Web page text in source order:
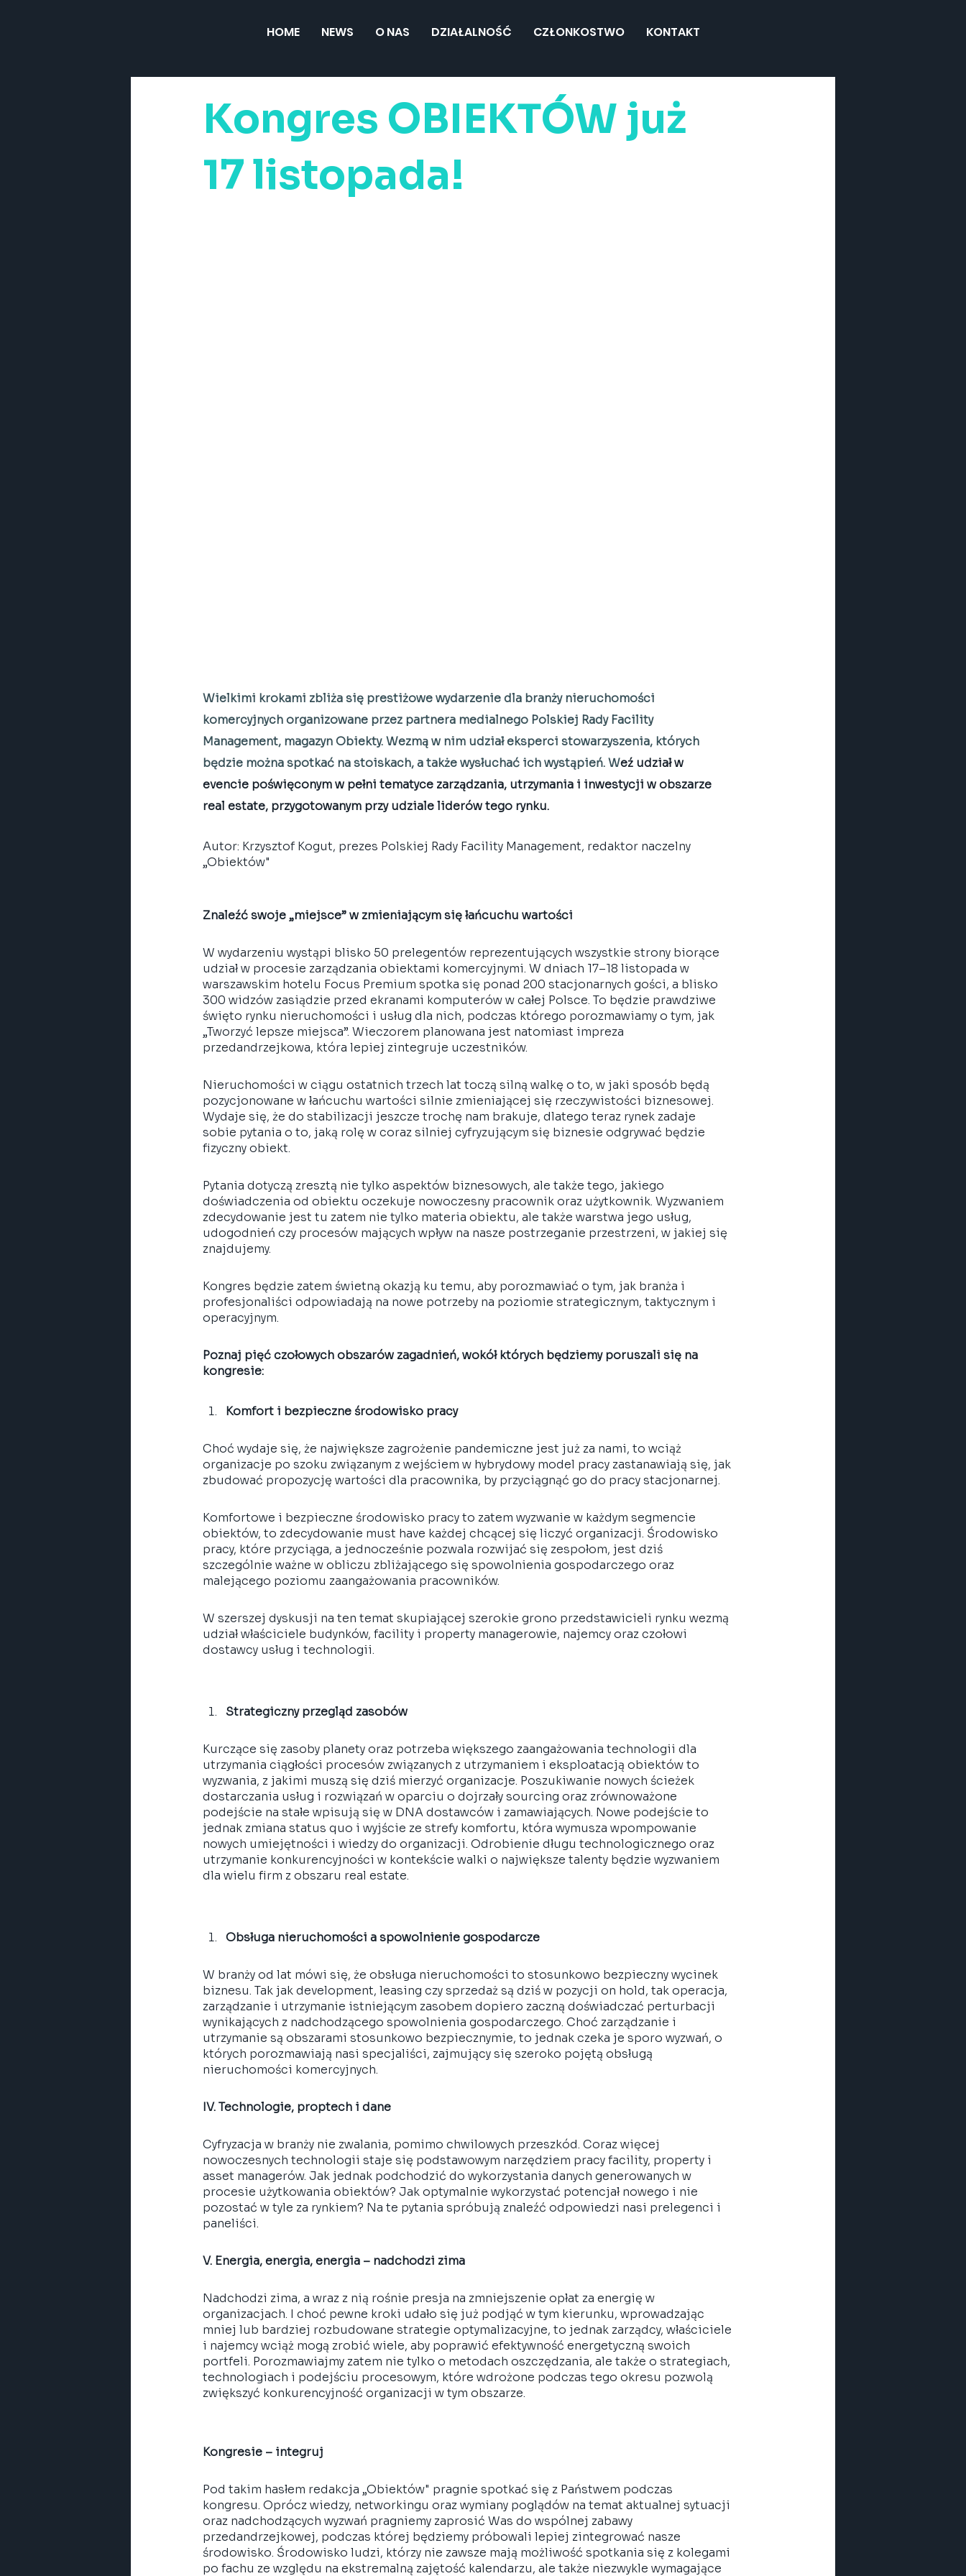
HOME NEWS O NAS DZIAŁALNOŚĆ CZŁONKOSTWO KONTAKT
Kongres OBIEKTÓW już
17 listopada!
Wielkimi krokami zbliża się prestiżowe wydarzenie dla branży nieruchomości
komercyjnych organizowane przez partnera medialnego Polskiej Rady Facility
Management, magazyn Obiekty. Wezmą w nim udział eksperci stowarzyszenia, których
będzie można spotkać na stoiskach, a także wysłuchać ich wystąpień. Weź udział w
evencie poświęconym w pełni tematyce zarządzania, utrzymania i inwestycji w obszarze
real estate, przygotowanym przy udziale liderów tego rynku.
Autor: Krzysztof Kogut, prezes Polskiej Rady Facility Management, redaktor naczelny
„Obiektów"
Znaleźć swoje „miejsce” w zmieniającym się łańcuchu wartości
W wydarzeniu wystąpi blisko 50 prelegentów reprezentujących wszystkie strony biorące
udział w procesie zarządzania obiektami komercyjnymi. W dniach 17–18 listopada w
warszawskim hotelu Focus Premium spotka się ponad 200 stacjonarnych gości, a blisko
300 widzów zasiądzie przed ekranami komputerów w całej Polsce. To będzie prawdziwe
święto rynku nieruchomości i usług dla nich, podczas którego porozmawiamy o tym, jak
„Tworzyć lepsze miejsca”. Wieczorem planowana jest natomiast impreza
przedandrzejkowa, która lepiej zintegruje uczestników.
Nieruchomości w ciągu ostatnich trzech lat toczą silną walkę o to, w jaki sposób będą
pozycjonowane w łańcuchu wartości silnie zmieniającej się rzeczywistości biznesowej.
Wydaje się, że do stabilizacji jeszcze trochę nam brakuje, dlatego teraz rynek zadaje
sobie pytania o to, jaką rolę w coraz silniej cyfryzującym się biznesie odgrywać będzie
fizyczny obiekt.
Pytania dotyczą zresztą nie tylko aspektów biznesowych, ale także tego, jakiego
doświadczenia od obiektu oczekuje nowoczesny pracownik oraz użytkownik. Wyzwaniem
zdecydowanie jest tu zatem nie tylko materia obiektu, ale także warstwa jego usług,
udogodnień czy procesów mających wpływ na nasze postrzeganie przestrzeni, w jakiej się
znajdujemy.
Kongres będzie zatem świetną okazją ku temu, aby porozmawiać o tym, jak branża i
profesjonaliści odpowiadają na nowe potrzeby na poziomie strategicznym, taktycznym i
operacyjnym.
Poznaj pięć czołowych obszarów zagadnień, wokół których będziemy poruszali się na
kongresie:
Komfort i bezpieczne środowisko pracy
Choć wydaje się, że największe zagrożenie pandemiczne jest już za nami, to wciąż
organizacje po szoku związanym z wejściem w hybrydowy model pracy zastanawiają się, jak
zbudować propozycję wartości dla pracownika, by przyciągnąć go do pracy stacjonarnej.
Komfortowe i bezpieczne środowisko pracy to zatem wyzwanie w każdym segmencie
obiektów, to zdecydowanie must have każdej chcącej się liczyć organizacji. Środowisko
pracy, które przyciąga, a jednocześnie pozwala rozwijać się zespołom, jest dziś
szczególnie ważne w obliczu zbliżającego się spowolnienia gospodarczego oraz
malejącego poziomu zaangażowania pracowników.
W szerszej dyskusji na ten temat skupiającej szerokie grono przedstawicieli rynku wezmą
udział właściciele budynków, facility i property managerowie, najemcy oraz czołowi
dostawcy usług i technologii.
Strategiczny przegląd zasobów
Kurczące się zasoby planety oraz potrzeba większego zaangażowania technologii dla
utrzymania ciągłości procesów związanych z utrzymaniem i eksploatacją obiektów to
wyzwania, z jakimi muszą się dziś mierzyć organizacje. Poszukiwanie nowych ścieżek
dostarczania usług i rozwiązań w oparciu o dojrzały sourcing oraz zrównoważone
podejście na stałe wpisują się w DNA dostawców i zamawiających. Nowe podejście to
jednak zmiana status quo i wyjście ze strefy komfortu, która wymusza wpompowanie
nowych umiejętności i wiedzy do organizacji. Odrobienie długu technologicznego oraz
utrzymanie konkurencyjności w kontekście walki o największe talenty będzie wyzwaniem
dla wielu firm z obszaru real estate.
Obsługa nieruchomości a spowolnienie gospodarcze
W branży od lat mówi się, że obsługa nieruchomości to stosunkowo bezpieczny wycinek
biznesu. Tak jak development, leasing czy sprzedaż są dziś w pozycji on hold, tak operacja,
zarządzanie i utrzymanie istniejącym zasobem dopiero zaczną doświadczać perturbacji
wynikających z nadchodzącego spowolnienia gospodarczego. Choć zarządzanie i
utrzymanie są obszarami stosunkowo bezpiecznymie, to jednak czeka je sporo wyzwań, o
których porozmawiają nasi specjaliści, zajmujący się szeroko pojętą obsługą
nieruchomości komercyjnych.
IV. Technologie, proptech i dane
Cyfryzacja w branży nie zwalania, pomimo chwilowych przeszkód. Coraz więcej
nowoczesnych technologii staje się podstawowym narzędziem pracy facility, property i
asset managerów. Jak jednak podchodzić do wykorzystania danych generowanych w
procesie użytkowania obiektów? Jak optymalnie wykorzystać potencjał nowego i nie
pozostać w tyle za rynkiem? Na te pytania spróbują znaleźć odpowiedzi nasi prelegenci i
paneliści.
V. Energia, energia, energia – nadchodzi zima
Nadchodzi zima, a wraz z nią rośnie presja na zmniejszenie opłat za energię w
organizacjach. I choć pewne kroki udało się już podjąć w tym kierunku, wprowadzając
mniej lub bardziej rozbudowane strategie optymalizacyjne, to jednak zarządcy, właściciele
i najemcy wciąż mogą zrobić wiele, aby poprawić efektywność energetyczną swoich
portfeli. Porozmawiajmy zatem nie tylko o metodach oszczędzania, ale także o strategiach,
technologiach i podejściu procesowym, które wdrożone podczas tego okresu pozwolą
zwiększyć konkurencyjność organizacji w tym obszarze.
Kongresie – integruj
Pod takim hasłem redakcja „Obiektów" pragnie spotkać się z Państwem podczas
kongresu. Oprócz wiedzy, networkingu oraz wymiany poglądów na temat aktualnej sytuacji
oraz nadchodzących wyzwań pragniemy zaprosić Was do wspólnej zabawy
przedandrzejkowej, podczas której będziemy próbowali lepiej zintegrować nasze
środowisko. Środowisko ludzi, którzy nie zawsze mają możliwość spotkania się z kolegami
po fachu ze względu na ekstremalną zajętość kalendarzu, ale także niezwykle wymagające